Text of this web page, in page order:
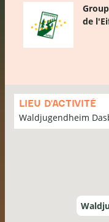
de
LIEU D'ACTIVITÉ
Waldjugendheim
Passer
carte